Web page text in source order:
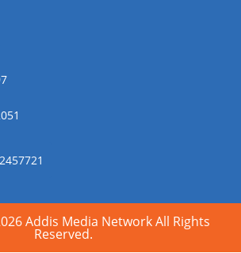
2457721
Addis Media Network All Rights
Reserved.